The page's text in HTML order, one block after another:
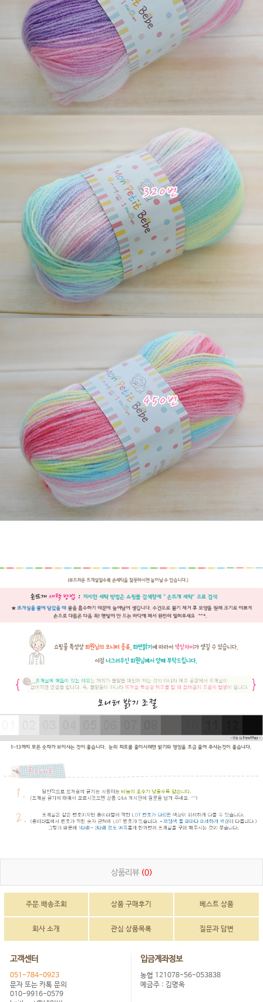
상품리뷰 (0)
주문.배송조회 상품 구매후기 베스트 상품
회사 소개 관심 상품목록 질문과 답변
고객센터
051-784-0923
문자 또는 카톡 문의
010-9916-0579
입금계좌정보
농협 121078-56-053838
예금주 : 김명옥